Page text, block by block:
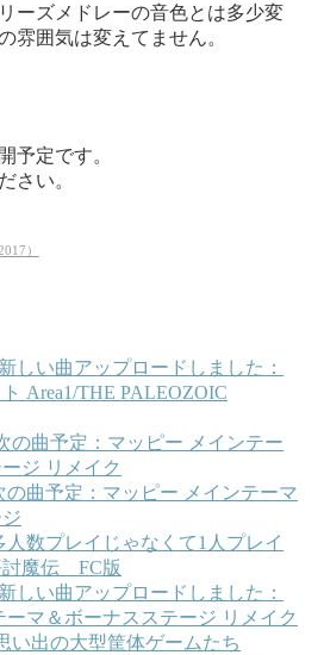
ーズメドレーの音色とは多少変
雰囲気は変えてません。
予定です。
さい。
）
新しい曲アップロードしました：
Area1/THE PALEOZOIC
の曲予定：マッピー メインテー
ジ リメイク
の曲予定：マッピー メインテーマ
人数プレイじゃなくて1人プレイ
討魔伝 FC版
新しい曲アップロードしました：
ーマ＆ボーナスステージ リメイク
い出の大型筐体ゲームたち